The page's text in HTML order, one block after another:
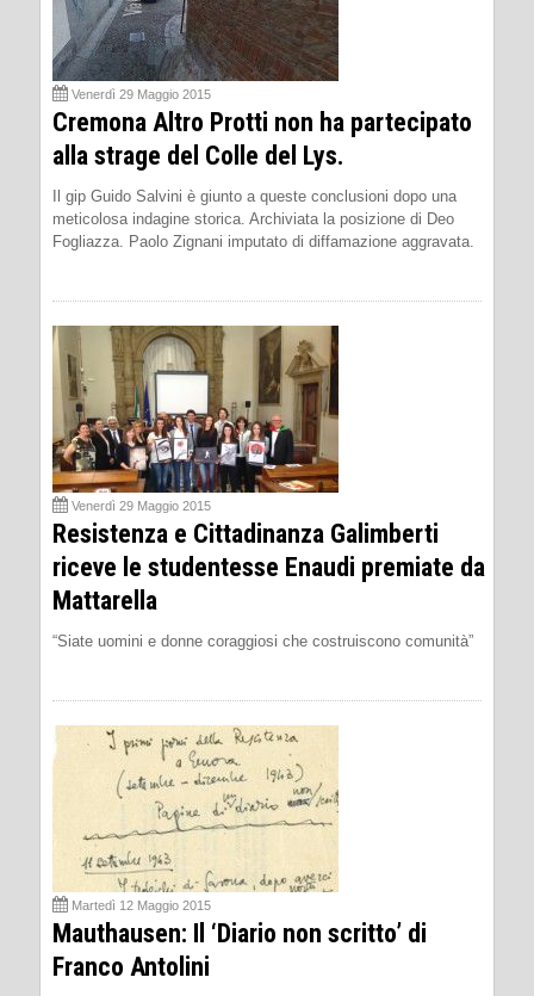
Venerdì 29 Maggio 2015
Cremona Altro Protti non ha partecipato
alla strage del Colle del Lys.
Il gip Guido Salvini è giunto a queste conclusioni dopo una
meticolosa indagine storica. Archiviata la posizione di Deo
Fogliazza. Paolo Zignani imputato di diffamazione aggravata.
Venerdì 29 Maggio 2015
Resistenza e Cittadinanza Galimberti
riceve le studentesse Enaudi premiate da
Mattarella
“Siate uomini e donne coraggiosi che costruiscono comunità”
Martedì 12 Maggio 2015
Mauthausen: Il ‘Diario non scritto’ di
Franco Antolini